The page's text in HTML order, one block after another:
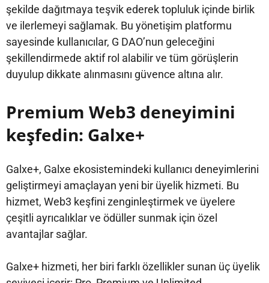
şekilde dağıtmaya teşvik ederek topluluk içinde birlik
ve ilerlemeyi sağlamak. Bu yönetişim platformu
sayesinde kullanıcılar, G DAO’nun geleceğini
şekillendirmede aktif rol alabilir ve tüm görüşlerin
duyulup dikkate alınmasını güvence altına alır.
Premium Web3 deneyimini
keşfedin: Galxe+
Galxe+, Galxe ekosistemindeki kullanıcı deneyimlerini
geliştirmeyi amaçlayan yeni bir üyelik hizmeti. Bu
hizmet, Web3 keşfini zenginleştirmek ve üyelere
çeşitli ayrıcalıklar ve ödüller sunmak için özel
avantajlar sağlar.
Galxe+ hizmeti, her biri farklı özellikler sunan üç üyelik